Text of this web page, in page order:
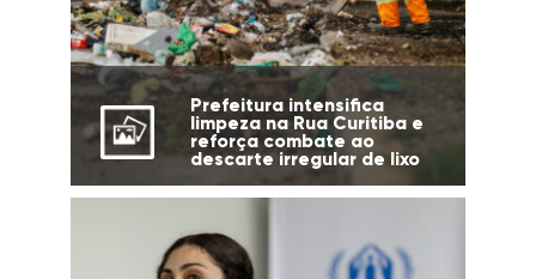
Prefeitura intensifica
limpeza na Rua Curitiba e
reforça combate ao
descarte irregular de lixo